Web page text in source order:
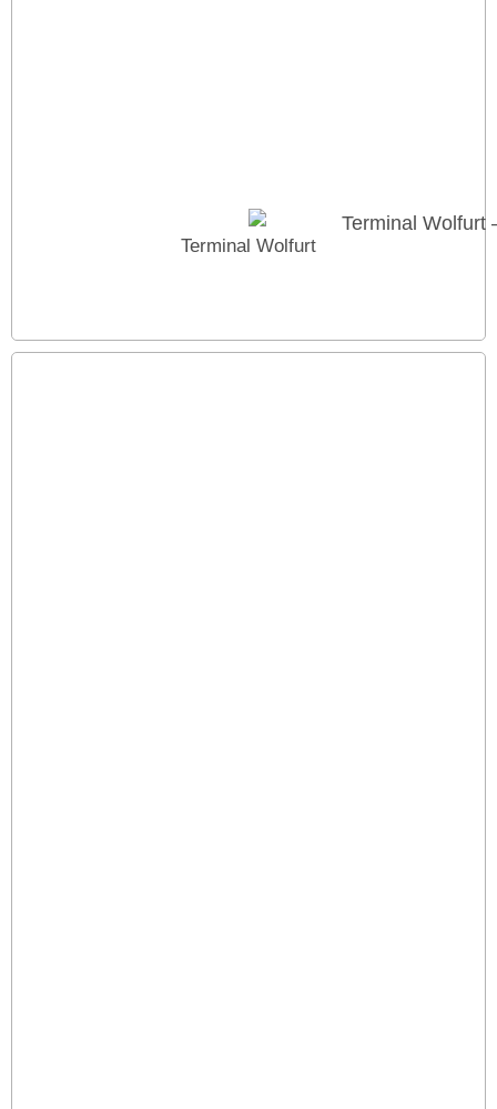
Terminal Wolfurt